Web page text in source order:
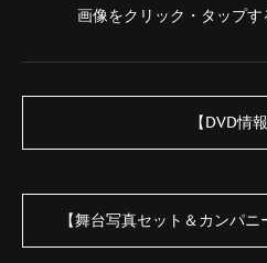
画像をクリック・タップす
【DVD情報
【舞台写真セット＆カンパニ